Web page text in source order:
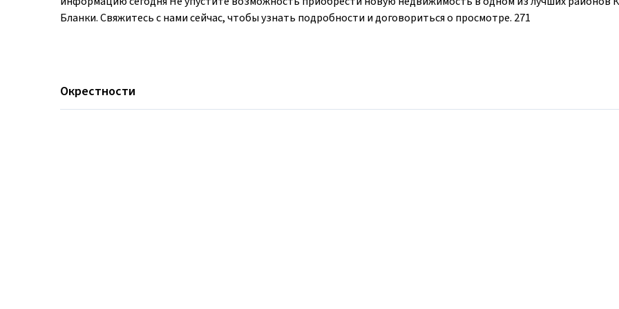
Бланки. Свяжитесь с нами сейчас, чтобы узнать подробности и договориться о просмотре. 271
Окрестности